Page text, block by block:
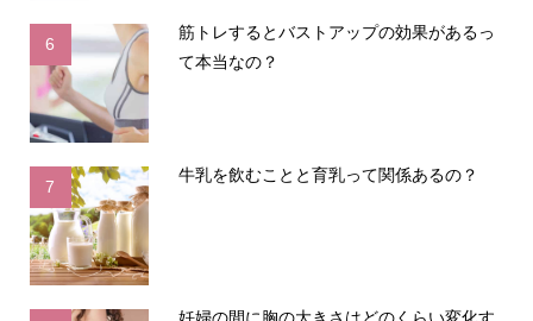
6
筋トレするとバストアップの効果があるっ
て本当なの？
7
牛乳を飲むことと育乳って関係あるの？